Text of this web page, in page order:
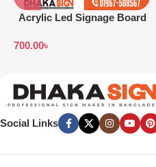
Acrylic Led Signage Board
700.00৳
Social Links